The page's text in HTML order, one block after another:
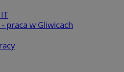
praca w Gliwicach